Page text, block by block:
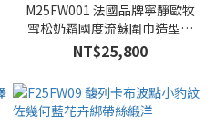
M25FW001 法國品牌寧靜歐牧
雪松奶霜國度流蘇圍巾造型大
衣
NT$25,800